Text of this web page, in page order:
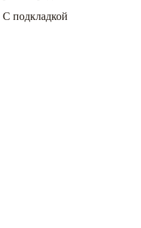
С подкладкой